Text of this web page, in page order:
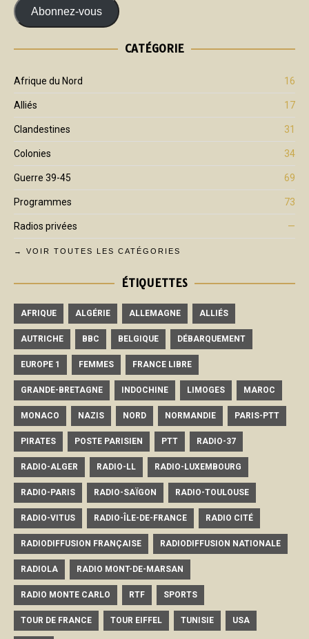
Abonnez-vous
CATÉGORIE
Afrique du Nord 16
Alliés 17
Clandestines 31
Colonies 34
Guerre 39-45 69
Programmes 73
Radios privées —
→ VOIR TOUTES LES CATÉGORIES
ÉTIQUETTES
AFRIQUE ALGÉRIE ALLEMAGNE ALLIÉS
AUTRICHE BBC BELGIQUE DÉBARQUEMENT
EUROPE 1 FEMMES FRANCE LIBRE
GRANDE-BRETAGNE INDOCHINE LIMOGES MAROC
MONACO NAZIS NORD NORMANDIE PARIS-PTT
PIRATES POSTE PARISIEN PTT RADIO-37
RADIO-ALGER RADIO-LL RADIO-LUXEMBOURG
RADIO-PARIS RADIO-SAÏGON RADIO-TOULOUSE
RADIO-VITUS RADIO-ÎLE-DE-FRANCE RADIO CITÉ
RADIODIFFUSION FRANÇAISE RADIODIFFUSION NATIONALE
RADIOLA RADIO MONT-DE-MARSAN
RADIO MONTE CARLO RTF SPORTS
TOUR DE FRANCE TOUR EIFFEL TUNISIE USA